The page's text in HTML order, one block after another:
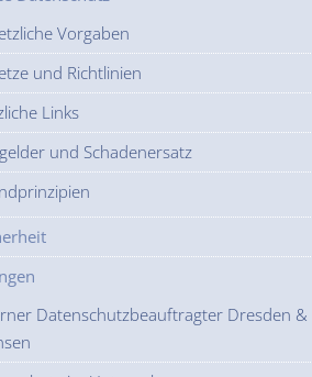
Vorgaben
und Richtlinien
Links
und Schadenersatz
Datenschutzbeauftragter Dresden &